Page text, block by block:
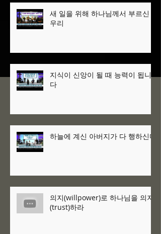
새 일을 위해 하나님께서 부르신
우리
지식이 신앙이 될 때 능력이 됩니
다
하늘에 계신 아버지가 다 행하신다
의지(willpower)로 하나님을 의지
(trust)하라